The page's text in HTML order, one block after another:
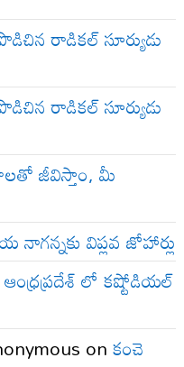
రాడికల్ సూర్యుడు
రాడికల్ సూర్యుడు
జీవిస్తాం, మీ
విప్లవ జోహార్లు
ఆంధ్రప్రదేశ్ లో కష్టోడియల్
onకంచె